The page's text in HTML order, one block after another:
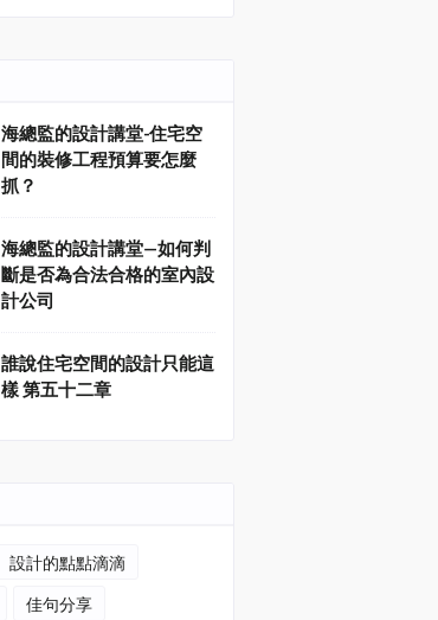
海總監的設計講堂-住宅空
間的裝修工程預算要怎麼
抓？
海總監的設計講堂—如何判
斷是否為合法合格的室內設
計公司
誰說住宅空間的設計只能這
樣 第五十二章
設計的點點滴滴
佳句分享